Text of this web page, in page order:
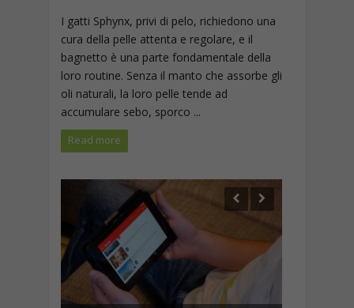
I gatti Sphynx, privi di pelo, richiedono una
cura della pelle attenta e regolare, e il
bagnetto è una parte fondamentale della
loro routine. Senza il manto che assorbe gli
oli naturali, la loro pelle tende ad
accumulare sebo, sporco ...
Read more